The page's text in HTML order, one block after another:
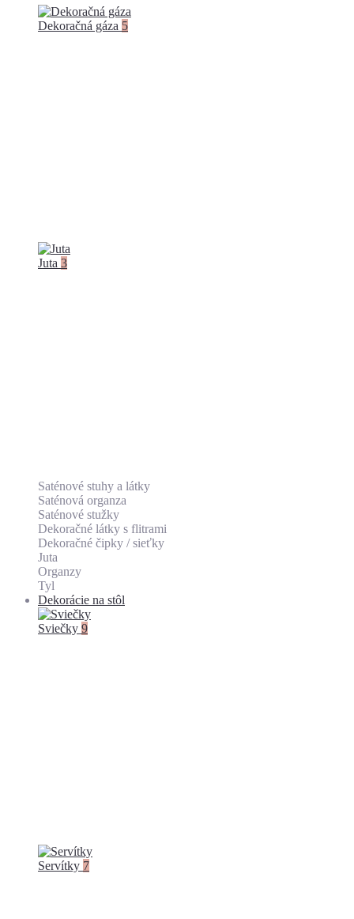
Dekoračná gáza 5
Juta 3
Saténové stuhy a látky
Saténová organza
Saténové stužky
Dekoračné látky s flitrami
Dekoračné čipky / sieťky
Juta
Organzy
Tyl
Dekorácie na stôl
Sviečky 9
Servítky 7